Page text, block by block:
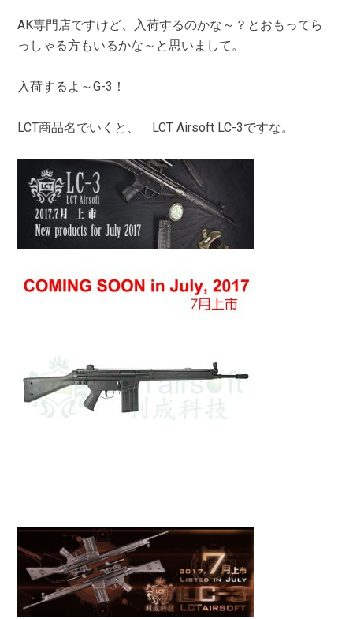
AK専門店ですけど、入荷するのかな～？とおもってら
っしゃる方もいるかな～と思いまして。
入荷するよ～G-3！
LCT商品名でいくと、 LCT Airsoft LC-3ですな。